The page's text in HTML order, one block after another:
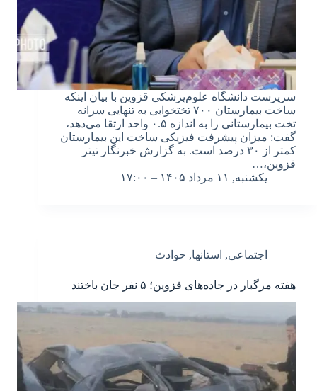
سرپرست دانشگاه علوم‌پزشکی قزوین با بیان اینکه
ساخت بیمارستان ۷۰۰ تختخوابی به تنهایی سرانه
تخت بیمارستانی را به اندازه ۰.۵ واحد ارتقا می‌دهد،
گفت: میزان پیشرفت فیزیکی ساخت این بیمارستان
کمتر از ۳۰ درصد است. به گزارش خبرنگار تیتر
قزوین،…
یکشنبه, ۱۱ مرداد ۱۴۰۵ – ۱۷:۰۰
اجتماعی, استانها, حوادث
هفته مرگبار در جاده‌های قزوین؛ ۵ نفر جان باختند